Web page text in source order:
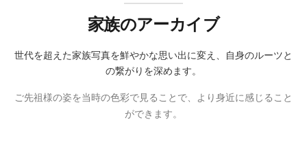
家族のアーカイブ
世代を超えた家族写真を鮮やかな思い出に変え、自身のルーツと
の繋がりを深めます。
ご先祖様の姿を当時の色彩で見ることで、より身近に感じること
ができます。